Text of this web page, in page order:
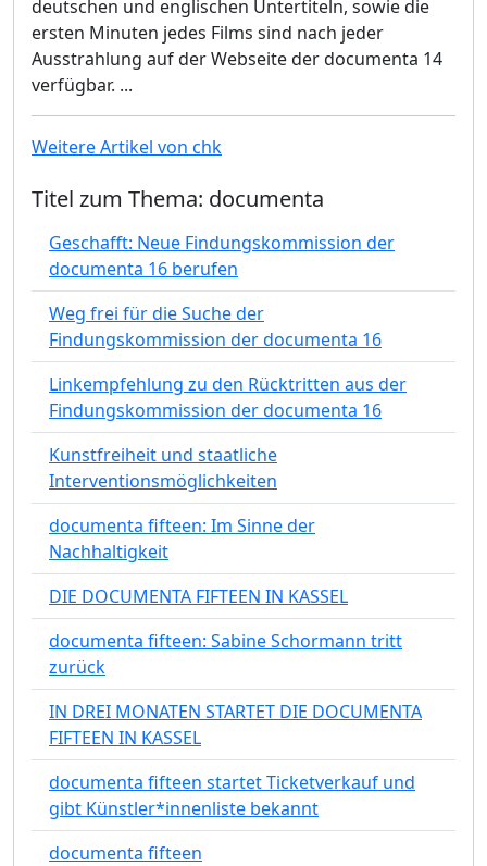
deutschen und englischen Untertiteln, sowie die
ersten Minuten jedes Films sind nach jeder
Ausstrahlung auf der Webseite der documenta 14
verfügbar. ...
Weitere Artikel von chk
Titel zum Thema: documenta
Geschafft: Neue Findungskommission der
documenta 16 berufen
Weg frei für die Suche der
Findungskommission der documenta 16
Linkempfehlung zu den Rücktritten aus der
Findungskommission der documenta 16
Kunstfreiheit und staatliche
Interventionsmöglichkeiten
documenta fifteen: Im Sinne der
Nachhaltigkeit
DIE DOCUMENTA FIFTEEN IN KASSEL
documenta fifteen: Sabine Schormann tritt
zurück
IN DREI MONATEN STARTET DIE DOCUMENTA
FIFTEEN IN KASSEL
documenta fifteen startet Ticketverkauf und
gibt Künstler*innenliste bekannt
documenta fifteen